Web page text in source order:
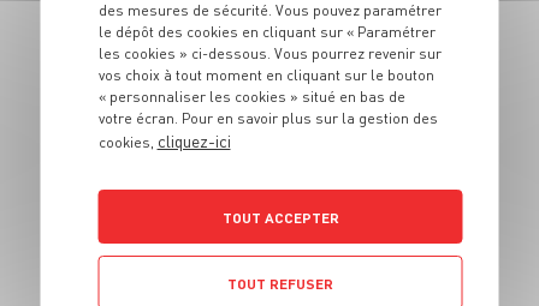
PLAT
Choucroute en
barigoule et
gambas
4 pers. 30 min 20 min
des mesures de sécurité. Vous pouvez paramétrer
le dépôt des cookies en cliquant sur « Paramétrer
les cookies » ci-dessous. Vous pourrez revenir sur
vos choix à tout moment en cliquant sur le bouton
« personnaliser les cookies » situé en bas de
votre écran. Pour en savoir plus sur la gestion des
cookies, cliquez-ici
TOUT ACCEPTER
TOUT REFUSER